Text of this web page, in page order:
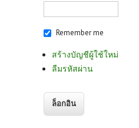
Remember me
สร้างบัญชีผู้ใช้ใหม่
ลืมรหัสผ่าน